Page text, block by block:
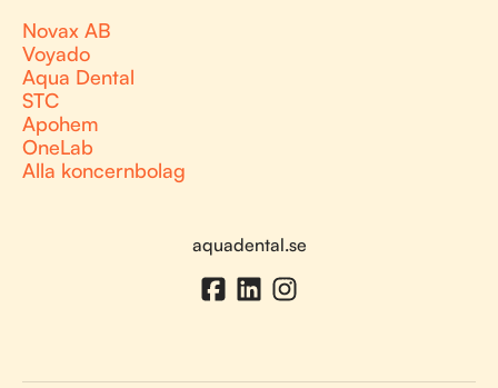
Novax AB
Voyado
Aqua Dental
STC
Apohem
OneLab
Alla koncernbolag
aquadental.se